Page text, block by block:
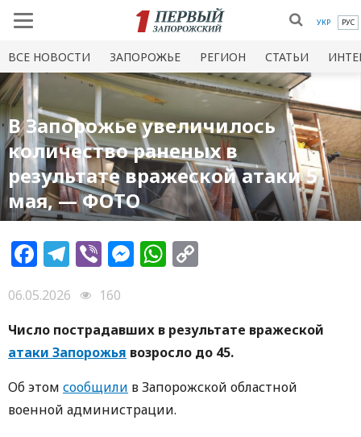
УКР РУС
ВСЕ НОВОСТИ ЗАПОРОЖЬЕ РЕГИОН СТАТЬИ
В Запорожье увеличилось
количество раненых в
результате вражеской атаки 5
мая, — ФОТО
Facebook
Telegram
ViberMessenger
WhatsApp
06.05.2026
160
Число пострадавших в результате вражеской
атаки Запорожья возросло до 45.
Об этом сообщили в Запорожской областной
военной администрации.